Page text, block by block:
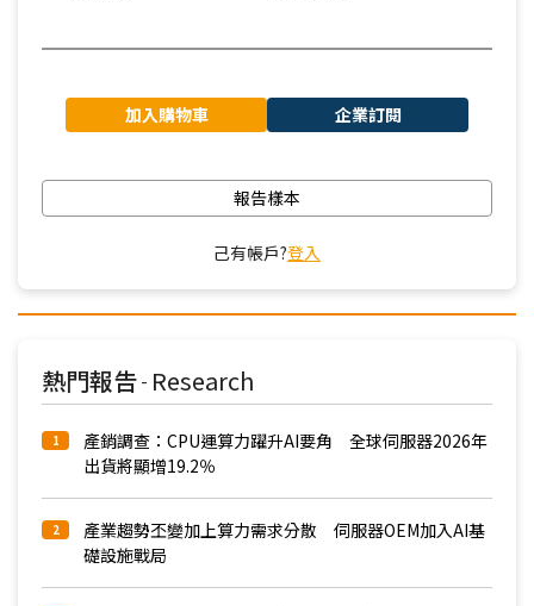
加入購物車 企業訂閱
報告樣本
己有帳戶?登入
熱門報告 - Research
1
產銷調查：CPU運算力躍升AI要角 全球伺服器2026年
出貨將顯增19.2％
2
產業趨勢丕變加上算力需求分散 伺服器OEM加入AI基
礎設施戰局